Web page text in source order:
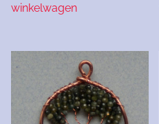
winkelwagen